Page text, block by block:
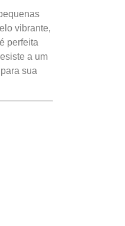
vibrante,
perfeita
a um
sua